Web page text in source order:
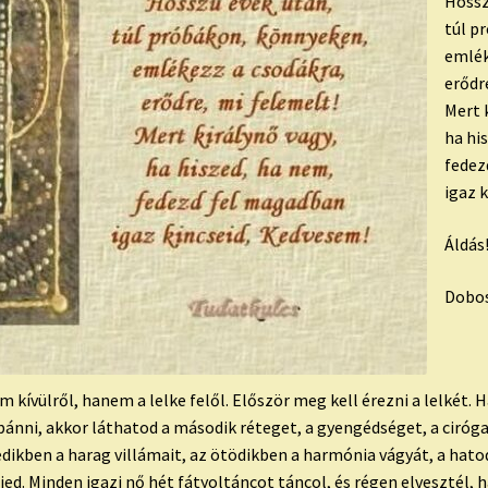
túl
Mert
ha
igaz
kívülről, hanem a lelke felől. Először meg kell érezni a lelkét.
akkor láthatod a második réteget, a gyengédséget, a
a harag villámait, az ötödikben a harmónia vágyát, a
Minden igazi nő hét fátyoltáncot táncol, és régen elvesztél,